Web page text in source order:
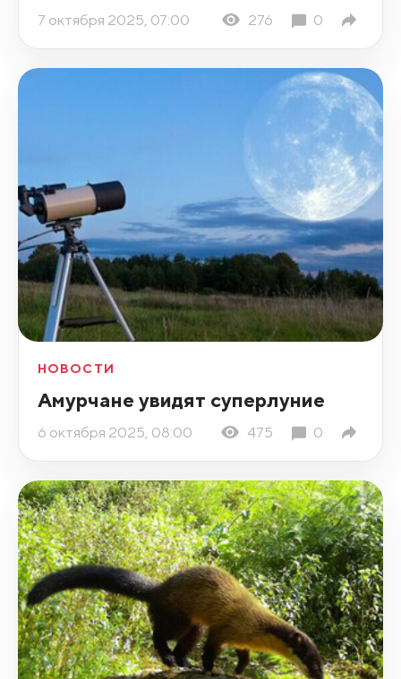
7 октября 2025, 07:00 276 0
НОВОСТИ
Амурчане увидят суперлуние
6 октября 2025, 08:00 475 0